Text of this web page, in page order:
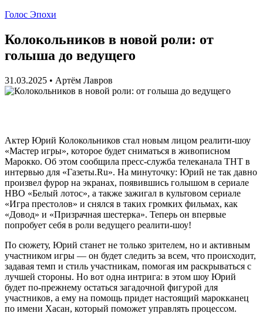
Голос Эпохи
Колокольников в новой роли: от
голыша до ведущего
31.03.2025 • Артём Лавров
Актер Юрий Колокольников стал новым лицом реалити-шоу
«Мастер игры», которое будет сниматься в живописном
Марокко. Об этом сообщила пресс-служба телеканала ТНТ в
интервью для «Газеты.Ru». На минуточку: Юрий не так давно
произвел фурор на экранах, появившись голышом в сериалe
HBO «Белый лотос», а также зажигал в культовом сериале
«Игра престолов» и снялся в таких громких фильмах, как
«Довод» и «Призрачная шестерка». Теперь он впервые
попробует себя в роли ведущего реалити-шоу!
По сюжету, Юрий станет не только зрителем, но и активным
участником игры — он будет следить за всем, что происходит,
задавая темп и стиль участникам, помогая им раскрываться с
лучшей стороны. Но вот одна интрига: в этом шоу Юрий
будет по-прежнему остаться загадочной фигурой для
участников, а ему на помощь придет настоящий марокканец
по имени Хасан, который поможет управлять процессом.